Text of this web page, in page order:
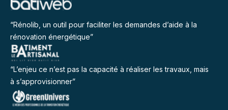
“Rénolib, un outil pour faciliter les demandes d’aide à la
rénovation énergétique”
“L’enjeu ce n’est pas la capacité à réaliser les travaux, mais
à s’approvisionner”